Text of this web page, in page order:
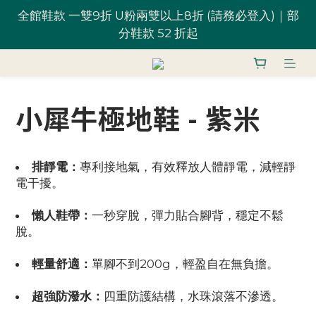
全館鞋款 一雙9折 U粉兩雙以上8折 (請務必登入)｜部
分鞋款 52 折起
全館鞋款 一雙9折 U粉兩雙以上8折 (請務必登入)｜部
分鞋款 52 折起
台灣滿 $1,700 享免運優惠
U粉就是你！加入會員 $200 購物金馬上用~
全館鞋款 一雙9折 U粉兩雙以上8折 (請務必登入)｜部
小犀牛極地鞋 - 紫米
排靜電： 專利接地氣，有效釋放人體靜電，減輕靜
電干擾。
懶人鞋帶： 一秒穿脫，彈力貼合腳背，穩定不鬆
脫。
輕量舒適： 單腳不到200g，輕盈自在無負擔。
超強防潑水： 四重防護結構，水珠滾落不滲透。